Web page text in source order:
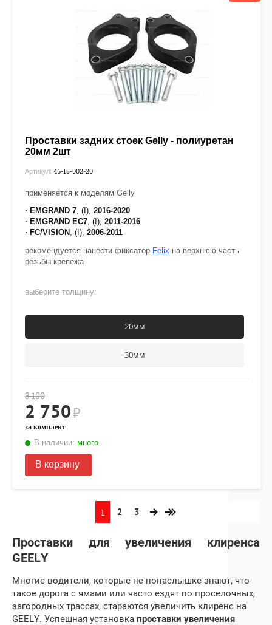
Проставки задних стоек Gelly - полиуретан
20мм 2шт
Артикул: 46-15-002-20
применяется к моделям Gelly
· EMGRAND 7 , (I), 2016-2020
· EMGRAND EC7 , (I), 2011-2016
· FC/VISION
, (I), 2006-2011
рекомендуется нанести фиксатор Felix на верхнюю часть
резьбы крепежа
выберите толщину:
20мм
30мм
3 100
2 750₽
за комплект
В наличии: много
В корзину
1 2 3
Проставки для увеличения клиренса
GEELY
Многие водители, которые не понаслышке знают, что
такое дорога с ямами или часто ездят по проселочных,
загородных трассах, стараются увеличить клиренс на
GEELY. Успешная установка проставки увеличения